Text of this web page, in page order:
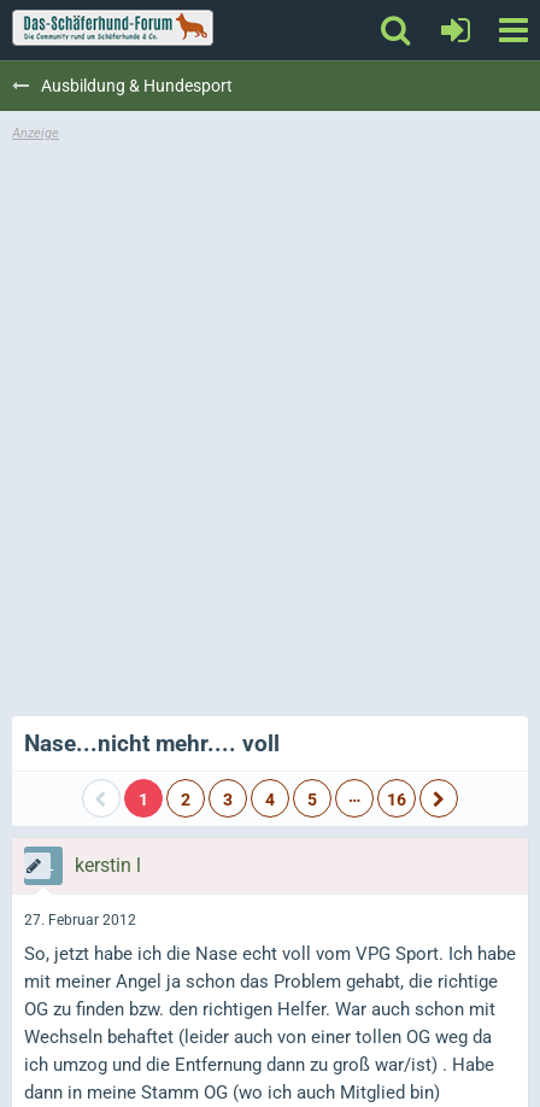
Ausbildung & Hundesport
Nase...nicht mehr.... voll
1 2 3 4 5 … 16
kerstin l
27. Februar 2012
So, jetzt habe ich die Nase echt voll vom VPG Sport. Ich habe
mit meiner Angel ja schon das Problem gehabt, die richtige
OG zu finden bzw. den richtigen Helfer. War auch schon mit
Wechseln behaftet (leider auch von einer tollen OG weg da
ich umzog und die Entfernung dann zu groß war/ist) . Habe
dann in meine Stamm OG (wo ich auch Mitglied bin)